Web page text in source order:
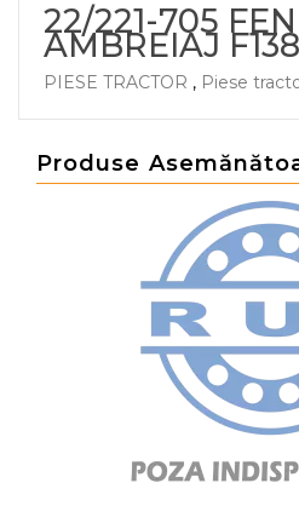
22/221-705
AMBREIAJ
PIESE TRACTOR , Piese
Produse